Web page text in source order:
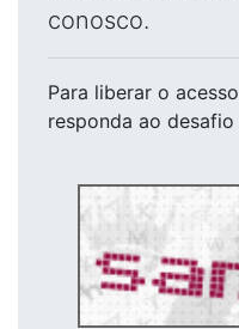
conosco.
Para liberar o acesso
responda ao desafio